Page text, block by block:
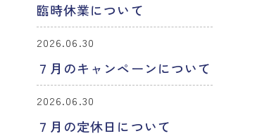
臨時休業について
2026.06.30
７月のキャンペーンについて
2026.06.30
７月の定休日について